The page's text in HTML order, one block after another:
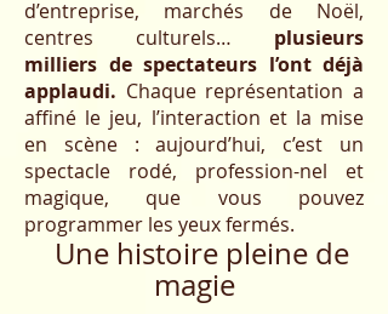
d’entreprise, marchés de Noël,
centres culturels… plusieurs
milliers de spectateurs l’ont déjà
applaudi. Chaque représentation a
affiné le jeu, l’interaction et la mise
en scène : aujourd’hui, c’est un
spectacle rodé, profession-nel et
magique, que vous pouvez
programmer les yeux fermés.​
Une histoire pleine de
magie